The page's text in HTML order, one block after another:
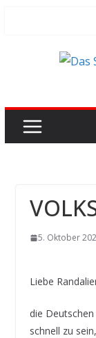
5. Oktober
Liebe
die
schnell zu